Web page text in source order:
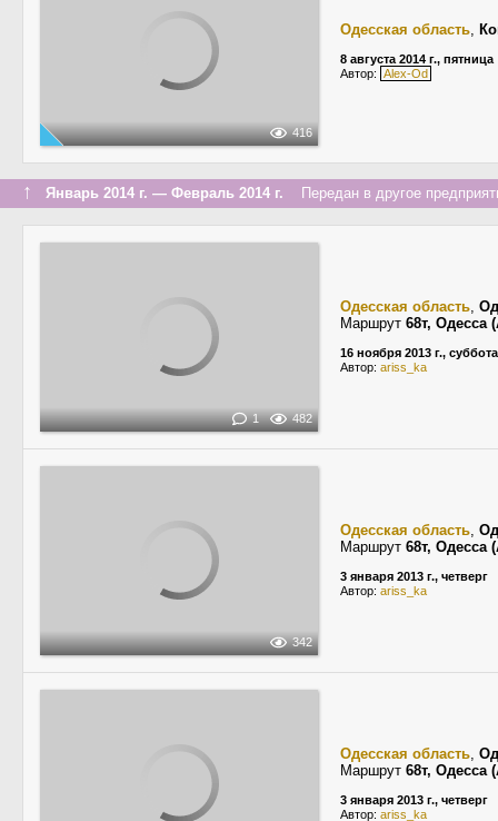
416
Одесская область,
8 августа 2014 г., пятница
Автор: Alex-Od
↑ Январь 2014 г. — Февраль 2014 г. Передан в другое
1 482
Одесская область,
Маршрут 68т,
16 ноября 2013 г., суббота
Автор: ariss_ka
342
Одесская область,
Маршрут 68т,
3 января 2013 г., четверг
Автор: ariss_ka
Одесская область,
Маршрут 68т,
3 января 2013 г., четверг
Автор: ariss_ka